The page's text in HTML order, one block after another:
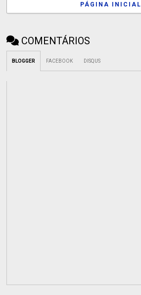
PÁGINA INICIAL
COMENTÁRIOS
BLOGGER FACEBOOK DISQUS